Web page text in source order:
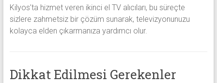
Kilyos’ta hizmet veren ikinci el TV alıcıları, bu süreçte
sizlere zahmetsiz bir çözüm sunarak, televizyonunuzu
kolayca elden çıkarmanıza yardımcı olur.
Dikkat Edilmesi Gerekenler